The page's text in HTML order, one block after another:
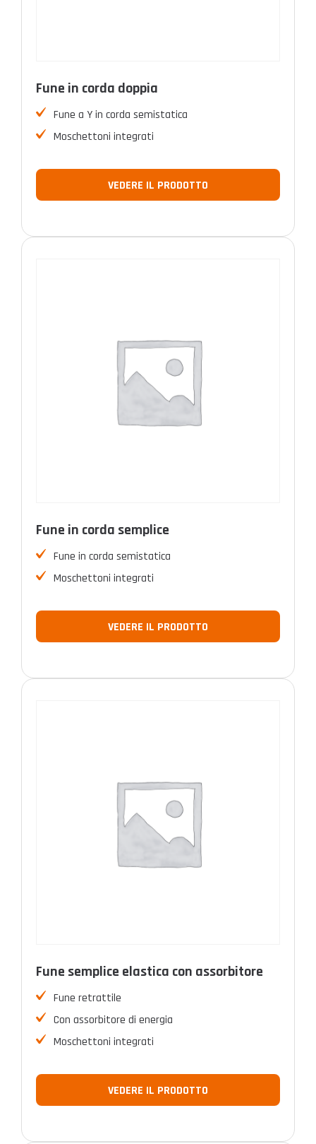
Fune in corda doppia
Fune a Y in corda semistatica
Moschettoni integrati
VEDERE IL PRODOTTO
Fune in corda semplice
Fune in corda semistatica
Moschettoni integrati
VEDERE IL PRODOTTO
Fune semplice elastica con assorbitore
Fune retrattile
Con assorbitore di energia
Moschettoni integrati
VEDERE IL PRODOTTO